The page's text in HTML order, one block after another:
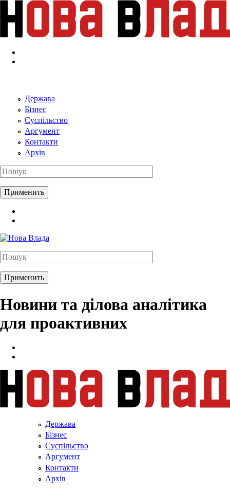
Перейти к основному содержанию
Держава
Бізнес
Суспільство
Аргумент
Контакти
Архів
Новини та ділова аналітика
для проактивних
Держава
Бізнес
Суспільство
Аргумент
Контакти
Архів